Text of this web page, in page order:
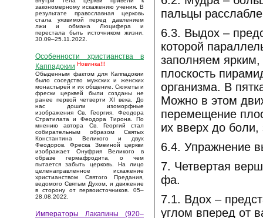
закономерному искажению учения. В
результате православная церковь
стала уязвимой перед давлением
лжи и обмана Люцифера и
перестала быть источником жизни.
30.09–25.11.2022.
Особенности христианства в
Каппадокии Новинка!!!
Обыденным фактом для Каппадокии
было соседство мужских и женских
монастырей и их общение. Сюжеты и
фрески церквей были созданы не
ранее первой четверти XI века. До
нас дошли изоморфные
изображения Св. Георгия, Феодора
Стратилата и Феодора Тирона. По
мнению автора Св. Георгий стал
собирательным образом Святых
Константина Великого и двух
Феодоров. Фреска Змеиной церкви
изображает Онуфрия Великого в
образе гермафродита, о чем
пытается забыть церковь. На лицо
целенаправленное искажение
христианством Святого Предания,
ведомого Святым Духом, и движение
в сторону от первоисточников. 05–
28.08.2022.
Императоры Лакапины (920–
пальцы
6.3. Выдох –
которой
заполняем
плоскость
организма. В
Можно в этом
перемещение
их вверх до боли,
6.4. Упражнение
7. Четвертая
фа.
7.1. Вдох –
углом вперед от